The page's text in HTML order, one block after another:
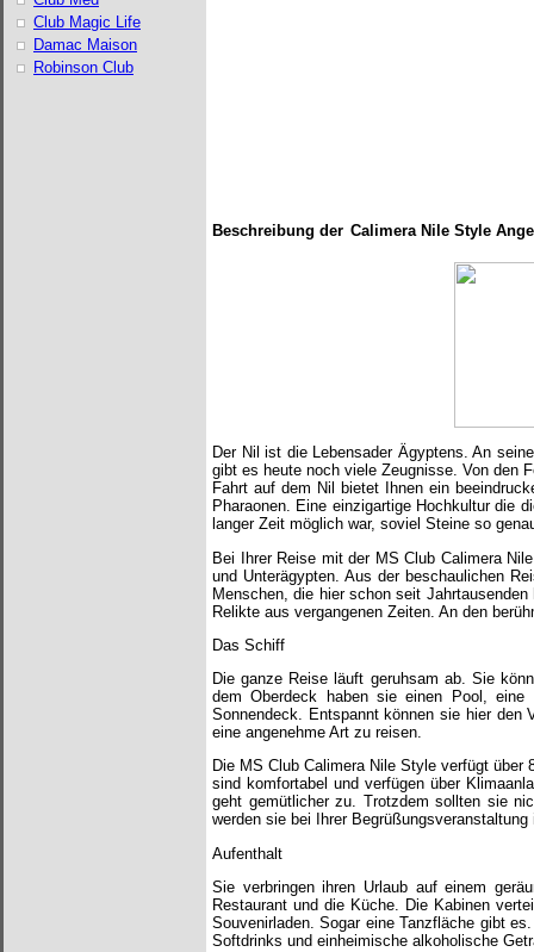
Club Magic Life
Damac Maison
Robinson Club
Beschreibung der Calimera Nile Style
Der Nil ist die Lebensader Ägyptens. An
gibt es heute noch viele Zeugnisse. Von den
Fahrt auf dem Nil bietet Ihnen ein
Pharaonen. Eine einzigartige Hochkultur die
langer Zeit möglich war, soviel Steine so
Bei Ihrer Reise mit der MS Club Calimera
und Unterägypten. Aus der beschaulichen
Menschen, die hier schon seit
Relikte aus vergangenen Zeiten. An den
Das Schiff
Die ganze Reise läuft geruhsam ab. Sie
dem Oberdeck haben sie einen Pool,
Sonnendeck. Entspannt können sie hier den
eine angenehme Art zu reisen.
Die MS Club Calimera Nile Style verfügt über
sind komfortabel und verfügen über
geht gemütlicher zu. Trotzdem sollten sie
werden sie bei Ihrer Begrüßungsveranstaltung
Aufenthalt
Sie verbringen ihren Urlaub auf einem
Restaurant und die Küche. Die Kabinen
Souvenirladen. Sogar eine Tanzfläche gibt
Softdrinks und einheimische alkoholische